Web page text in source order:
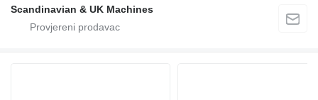
Scandinavian & UK Machines